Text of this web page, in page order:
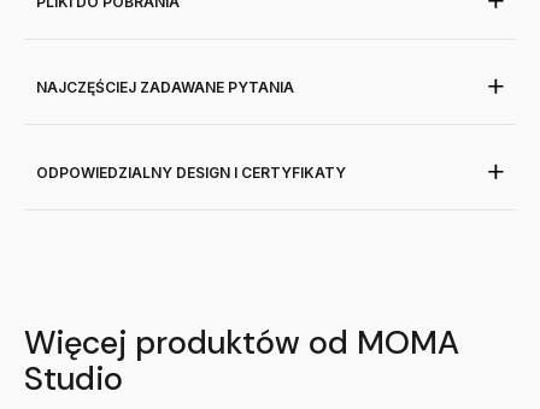
NAJCZĘŚCIEJ ZADAWANE PYTANIA
ODPOWIEDZIALNY DESIGN I CERTYFIKATY
Więcej produktów od MOMA
Studio